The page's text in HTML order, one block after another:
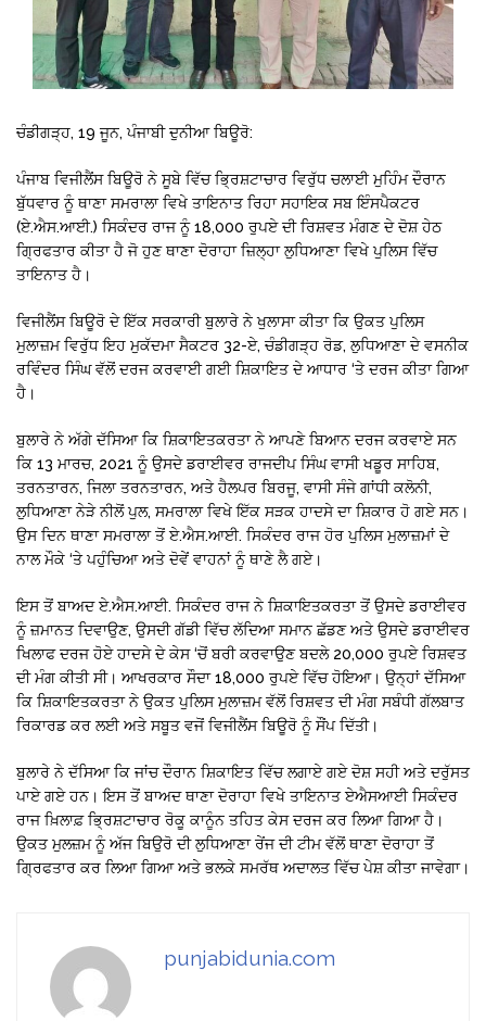
ਚੰਡੀਗੜ੍ਹ, 19 ਜੂਨ, ਪੰਜਾਬੀ ਦੁਨੀਆ ਬਿਊਰੋ:
ਪੰਜਾਬ ਵਿਜੀਲੈਂਸ ਬਿਊਰੋ ਨੇ ਸੂਬੇ ਵਿੱਚ ਭ੍ਰਿਸ਼ਟਾਚਾਰ ਵਿਰੁੱਧ ਚਲਾਈ ਮੁਹਿੰਮ ਦੌਰਾਨ
ਬੁੱਧਵਾਰ ਨੂੰ ਥਾਣਾ ਸਮਰਾਲਾ ਵਿਖੇ ਤਾਇਨਾਤ ਰਿਹਾ ਸਹਾਇਕ ਸਬ ਇੰਸਪੈਕਟਰ
(ਏ.ਐਸ.ਆਈ.) ਸਿਕੰਦਰ ਰਾਜ ਨੂੰ 18,000 ਰੁਪਏ ਦੀ ਰਿਸ਼ਵਤ ਮੰਗਣ ਦੇ ਦੋਸ਼ ਹੇਠ
ਗ੍ਰਿਫਤਾਰ ਕੀਤਾ ਹੈ ਜੋ ਹੁਣ ਥਾਣਾ ਦੋਰਾਹਾ ਜ਼ਿਲ੍ਹਾ ਲੁਧਿਆਣਾ ਵਿਖੇ ਪੁਲਿਸ ਵਿੱਚ
ਤਾਇਨਾਤ ਹੈ।
ਵਿਜੀਲੈਂਸ ਬਿਊਰੋ ਦੇ ਇੱਕ ਸਰਕਾਰੀ ਬੁਲਾਰੇ ਨੇ ਖੁਲਾਸਾ ਕੀਤਾ ਕਿ ਉਕਤ ਪੁਲਿਸ
ਮੁਲਾਜ਼ਮ ਵਿਰੁੱਧ ਇਹ ਮੁਕੱਦਮਾ ਸੈਕਟਰ 32-ਏ, ਚੰਡੀਗੜ੍ਹ ਰੋਡ, ਲੁਧਿਆਣਾ ਦੇ ਵਸਨੀਕ
ਰਵਿੰਦਰ ਸਿੰਘ ਵੱਲੋਂ ਦਰਜ ਕਰਵਾਈ ਗਈ ਸ਼ਿਕਾਇਤ ਦੇ ਆਧਾਰ ‘ਤੇ ਦਰਜ ਕੀਤਾ ਗਿਆ
ਹੈ।
ਬੁਲਾਰੇ ਨੇ ਅੱਗੇ ਦੱਸਿਆ ਕਿ ਸ਼ਿਕਾਇਤਕਰਤਾ ਨੇ ਆਪਣੇ ਬਿਆਨ ਦਰਜ ਕਰਵਾਏ ਸਨ
ਕਿ 13 ਮਾਰਚ, 2021 ਨੂੰ ਉਸਦੇ ਡਰਾਈਵਰ ਰਾਜਦੀਪ ਸਿੰਘ ਵਾਸੀ ਖਡੂਰ ਸਾਹਿਬ,
ਤਰਨਤਾਰਨ, ਜਿਲਾ ਤਰਨਤਾਰਨ, ਅਤੇ ਹੈਲਪਰ ਬਿਰਜੂ, ਵਾਸੀ ਸੰਜੇ ਗਾਂਧੀ ਕਲੋਨੀ,
ਲੁਧਿਆਣਾ ਨੇੜੇ ਨੀਲੋਂ ਪੁਲ, ਸਮਰਾਲਾ ਵਿਖੇ ਇੱਕ ਸੜਕ ਹਾਦਸੇ ਦਾ ਸ਼ਿਕਾਰ ਹੋ ਗਏ ਸਨ।
ਉਸ ਦਿਨ ਥਾਣਾ ਸਮਰਾਲਾ ਤੋਂ ਏ.ਐਸ.ਆਈ. ਸਿਕੰਦਰ ਰਾਜ ਹੋਰ ਪੁਲਿਸ ਮੁਲਾਜ਼ਮਾਂ ਦੇ
ਨਾਲ ਮੌਕੇ ‘ਤੇ ਪਹੁੰਚਿਆ ਅਤੇ ਦੋਵੇਂ ਵਾਹਨਾਂ ਨੂੰ ਥਾਣੇ ਲੈ ਗਏ।
ਇਸ ਤੋਂ ਬਾਅਦ ਏ.ਐਸ.ਆਈ. ਸਿਕੰਦਰ ਰਾਜ ਨੇ ਸ਼ਿਕਾਇਤਕਰਤਾ ਤੋਂ ਉਸਦੇ ਡਰਾਈਵਰ
ਨੂੰ ਜ਼ਮਾਨਤ ਦਿਵਾਉਣ, ਉਸਦੀ ਗੱਡੀ ਵਿੱਚ ਲੱਦਿਆ ਸਮਾਨ ਛੱਡਣ ਅਤੇ ਉਸਦੇ ਡਰਾਈਵਰ
ਖਿਲਾਫ ਦਰਜ ਹੋਏ ਹਾਦਸੇ ਦੇ ਕੇਸ ‘ਚੋਂ ਬਰੀ ਕਰਵਾਉਣ ਬਦਲੇ 20,000 ਰੁਪਏ ਰਿਸ਼ਵਤ
ਦੀ ਮੰਗ ਕੀਤੀ ਸੀ। ਆਖਰਕਾਰ ਸੌਦਾ 18,000 ਰੁਪਏ ਵਿੱਚ ਹੋਇਆ। ਉਨ੍ਹਾਂ ਦੱਸਿਆ
ਕਿ ਸ਼ਿਕਾਇਤਕਰਤਾ ਨੇ ਉਕਤ ਪੁਲਿਸ ਮੁਲਾਜ਼ਮ ਵੱਲੋਂ ਰਿਸ਼ਵਤ ਦੀ ਮੰਗ ਸਬੰਧੀ ਗੱਲਬਾਤ
ਰਿਕਾਰਡ ਕਰ ਲਈ ਅਤੇ ਸਬੂਤ ਵਜੋਂ ਵਿਜੀਲੈਂਸ ਬਿਊਰੋ ਨੂੰ ਸੌਂਪ ਦਿੱਤੀ।
ਬੁਲਾਰੇ ਨੇ ਦੱਸਿਆ ਕਿ ਜਾਂਚ ਦੌਰਾਨ ਸ਼ਿਕਾਇਤ ਵਿੱਚ ਲਗਾਏ ਗਏ ਦੋਸ਼ ਸਹੀ ਅਤੇ ਦਰੁੱਸਤ
ਪਾਏ ਗਏ ਹਨ। ਇਸ ਤੋਂ ਬਾਅਦ ਥਾਣਾ ਦੋਰਾਹਾ ਵਿਖੇ ਤਾਇਨਾਤ ਏਐਸਆਈ ਸਿਕੰਦਰ
ਰਾਜ ਖ਼ਿਲਾਫ਼ ਭ੍ਰਿਸ਼ਟਾਚਾਰ ਰੋਕੂ ਕਾਨੂੰਨ ਤਹਿਤ ਕੇਸ ਦਰਜ ਕਰ ਲਿਆ ਗਿਆ ਹੈ।
ਉਕਤ ਮੁਲਜ਼ਮ ਨੂੰ ਅੱਜ ਬਿਉਰੋ ਦੀ ਲੁਧਿਆਣਾ ਰੇਂਜ ਦੀ ਟੀਮ ਵੱਲੋਂ ਥਾਣਾ ਦੋਰਾਹਾ ਤੋਂ
ਗ੍ਰਿਫਤਾਰ ਕਰ ਲਿਆ ਗਿਆ ਅਤੇ ਭਲਕੇ ਸਮਰੱਥ ਅਦਾਲਤ ਵਿੱਚ ਪੇਸ਼ ਕੀਤਾ ਜਾਵੇਗਾ।
punjabidunia.com